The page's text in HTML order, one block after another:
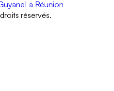
La Réunion
réservés.